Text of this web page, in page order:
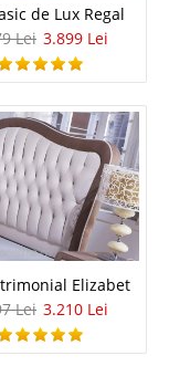
cu eleganta
si economia de
Compara
de Lux Regal
Lei 3.899 Lei
Elizabet
Lei 3.210 Lei